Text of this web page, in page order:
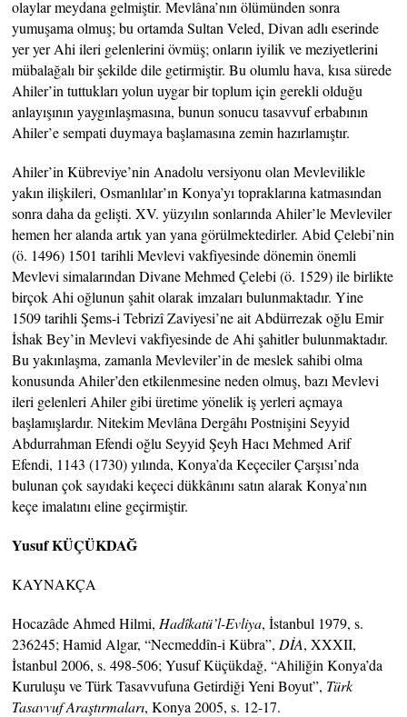
olaylar meydana gelmiştir. Mevlâna’nın ölümünden sonra
yumuşama olmuş; bu ortamda Sultan Veled, Divan adlı eserinde
yer yer Ahi ileri gelenlerini övmüş; onların iyilik ve meziyetlerini
mübalağalı bir şekilde dile getirmiştir. Bu olumlu hava, kısa sürede
Ahiler’in tuttukları yolun uygar bir toplum için gerekli olduğu
anlayışının yaygınlaşmasına, bunun sonucu tasavvuf erbabının
Ahiler’e sempati duymaya başlamasına zemin hazırlamıştır.
Ahiler’in Kübreviye’nin Anadolu versiyonu olan Mevlevilikle
yakın ilişkileri, Osmanlılar’ın Konya’yı topraklarına katmasından
sonra daha da gelişti. XV. yüzyılın sonlarında Ahiler’le Mevleviler
hemen her alanda artık yan yana görülmektedirler. Abid Çelebi’nin
(ö. 1496) 1501 tarihli Mevlevi vakfiyesinde dönemin önemli
Mevlevi simalarından Divane Mehmed Çelebi (ö. 1529) ile birlikte
birçok Ahi oğlunun şahit olarak imzaları bulunmaktadır. Yine
1509 tarihli Şems-i Tebrizî Zaviyesi’ne ait Abdürrezak oğlu Emir
İshak Bey’in Mevlevi vakfiyesinde de Ahi şahitler bulunmaktadır.
Bu yakınlaşma, zamanla Mevleviler’in de meslek sahibi olma
konusunda Ahiler’den etkilenmesine neden olmuş, bazı Mevlevi
ileri gelenleri Ahiler gibi üretime yönelik iş yerleri açmaya
başlamışlardır. Nitekim Mevlâna Dergâhı Postnişini Seyyid
Abdurrahman Efendi oğlu Seyyid Şeyh Hacı Mehmed Arif
Efendi, 1143 (1730) yılında, Konya’da Keçeciler Çarşısı’nda
bulunan çok sayıdaki keçeci dükkânını satın alarak Konya’nın
keçe imalatını eline geçirmiştir.
Yusuf KÜÇÜKDAĞ
KAYNAKÇA
Hocazâde Ahmed Hilmi, Hadîkatü’l-Evliya, İstanbul 1979, s.
236245; Hamid Algar, “Necmeddîn-i Kübra”, DİA, XXXII,
İstanbul 2006, s. 498-506; Yusuf Küçükdağ, “Ahiliğin Konya’da
Kuruluşu ve Türk Tasavvufuna Getirdiği Yeni Boyut”, Türk
Tasavvuf Araştırmaları, Konya 2005, s. 12-17.